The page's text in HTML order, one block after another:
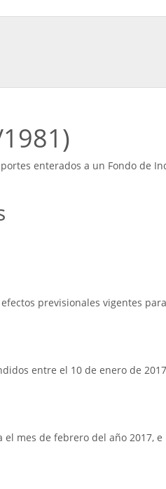
enterados a un Fondo de
previsionales vigentes
entre el 10 de enero de
mes de febrero del año 2017,